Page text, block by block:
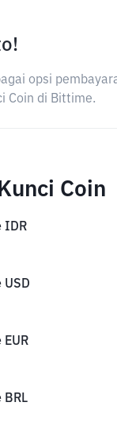
opsi
Coin di Bittime.
Coin
IDR
USD
EUR
BRL